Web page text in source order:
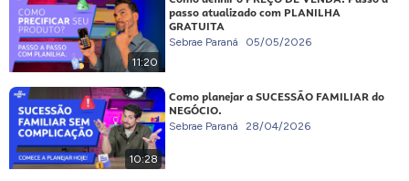
11:20
passo atualizado com PLANILHA
GRATUITA
Sebrae Paraná 05/05/2026
10:28
Como planejar a SUCESSÃO FAMILIAR do
NEGÓCIO.
Sebrae Paraná 28/04/2026